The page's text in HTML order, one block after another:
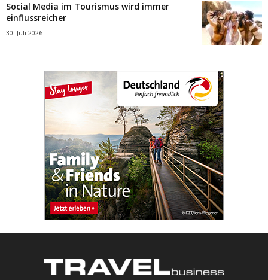
Social Media im Tourismus wird immer
einflussreicher
30. Juli 2026